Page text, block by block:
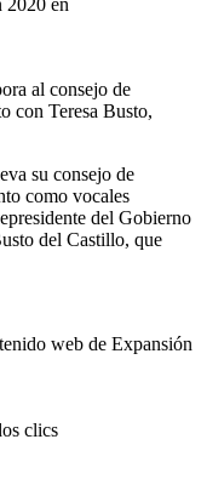
al consejo de
con Teresa Busto,
su consejo de
como vocales
del Gobierno
del Castillo, que
web de Expansión
clics